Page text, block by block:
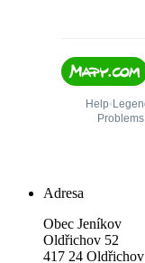
Adresa
Obec Jeníkov
Oldřichov 52
417 24 Oldřichov